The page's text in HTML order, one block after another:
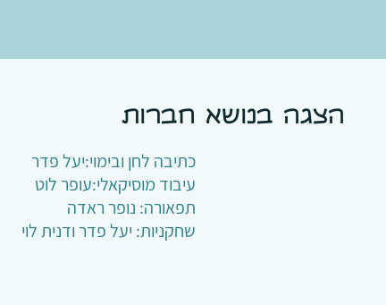
הצגה בנושא חברות
כתיבה לחן ובימוי:יעל פדר
עיבוד מוסיקאלי:עופר לוט
תפאורה: נופר ראדה
שחקניות: יעל פדר ודנית לוי